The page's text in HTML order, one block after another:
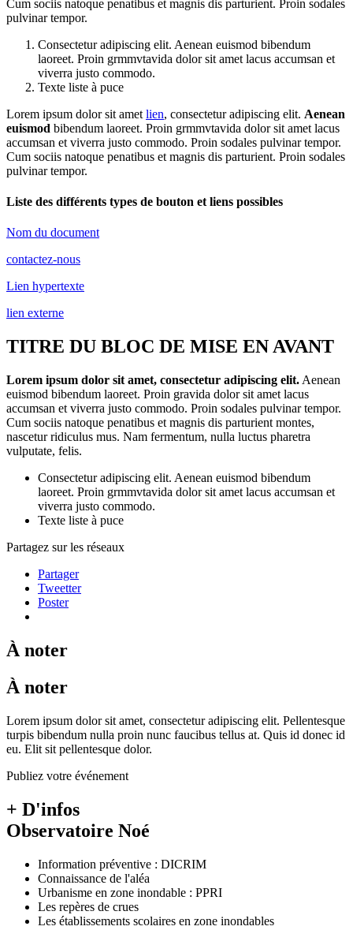
Cum sociis natoque penatibus et magnis dis parturient. Proin sodales
pulvinar tempor.
Consectetur adipiscing elit. Aenean euismod bibendum
laoreet. Proin grmmvtavida dolor sit amet lacus accumsan et
viverra justo commodo.
Texte liste à puce
Lorem ipsum dolor sit amet lien, consectetur adipiscing elit. Aenean
euismod bibendum laoreet. Proin grmmvtavida dolor sit amet lacus
accumsan et viverra justo commodo. Proin sodales pulvinar tempor.
Cum sociis natoque penatibus et magnis dis parturient. Proin sodales
pulvinar tempor.
Liste des différents types de bouton et liens possibles
Nom du document
contactez-nous
Lien hypertexte
lien externe
TITRE DU BLOC DE MISE EN AVANT
Lorem ipsum dolor sit amet, consectetur adipiscing elit. Aenean
euismod bibendum laoreet. Proin gravida dolor sit amet lacus
accumsan et viverra justo commodo. Proin sodales pulvinar tempor.
Cum sociis natoque penatibus et magnis dis parturient montes,
nascetur ridiculus mus. Nam fermentum, nulla luctus pharetra
vulputate, felis.
Consectetur adipiscing elit. Aenean euismod bibendum
laoreet. Proin grmmvtavida dolor sit amet lacus accumsan et
viverra justo commodo.
Texte liste à puce
Partagez sur les réseaux
Partager
Tweetter
Poster
À noter
À noter
Lorem ipsum dolor sit amet, consectetur adipiscing elit. Pellentesque
turpis bibendum nulla proin nunc faucibus tellus at. Quis id donec id
eu. Elit sit pellentesque dolor.
Publiez votre événement
+ D'infos
Observatoire Noé
Information préventive : DICRIM
Connaissance de l'aléa
Urbanisme en zone inondable : PPRI
Les repères de crues
Les établissements scolaires en zone inondables